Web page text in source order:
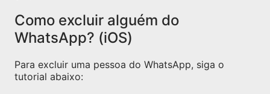
Como excluir alguém do
WhatsApp? (iOS)
Para excluir uma pessoa do WhatsApp, siga o
tutorial abaixo: